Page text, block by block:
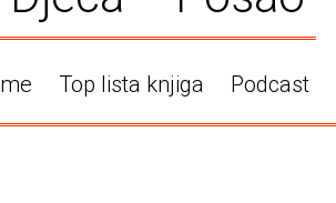
Top lista knjiga Podcast